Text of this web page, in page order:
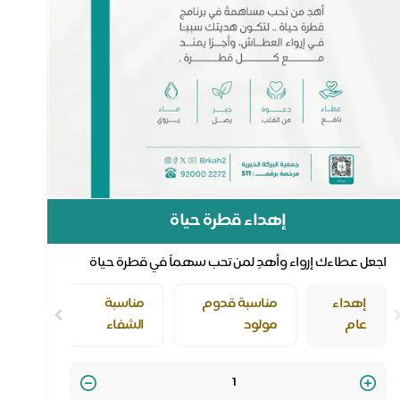
إهداء قطرة حياة
اجعل عطاءك إرواء وأهدِ لمن تحب سهماً في قطرة حياة
إهداء
عام
مناسبة قدوم
مولود
مناسبة
الشفاء
Quantity